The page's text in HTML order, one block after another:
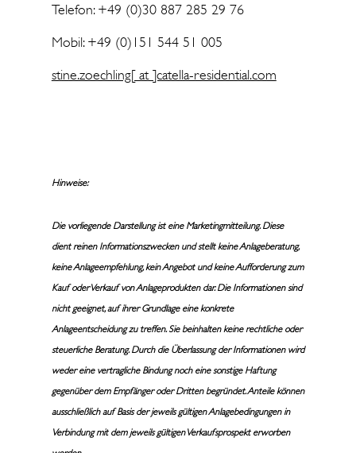
Telefon: +49 (0)30 887 285 29 76
Mobil: +49 (0)151 544 51 005
stine.zoechling[ at ]catella-residential.com
Hinweise:
Die vorliegende Darstellung ist eine Marketingmitteilung. Diese
dient reinen Informationszwecken und stellt keine Anlageberatung,
keine Anlageempfehlung, kein Angebot und keine Aufforderung zum
Kauf oder Verkauf von Anlageprodukten dar. Die Informationen sind
nicht geeignet, auf ihrer Grundlage eine konkrete
Anlageentscheidung zu treffen. Sie beinhalten keine rechtliche oder
steuerliche Beratung. Durch die Überlassung der Informationen wird
weder eine vertragliche Bindung noch eine sonstige Haftung
gegenüber dem Empfänger oder Dritten begründet. Anteile können
ausschließlich auf Basis der jeweils gültigen Anlagebedingungen in
Verbindung mit dem jeweils gültigen Verkaufsprospekt erworben